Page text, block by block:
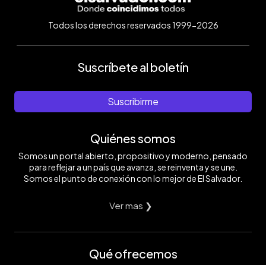
Todos los derechos reservados 1999-2026
Suscríbete al boletín
Suscribirme
Quiénes somos
Somos un portal abierto, propositivo y moderno, pensado
para reflejar a un país que avanza, se reinventa y se une.
Somos el punto de conexión con lo mejor de El Salvador.
Ver mas ❯
Qué ofrecemos